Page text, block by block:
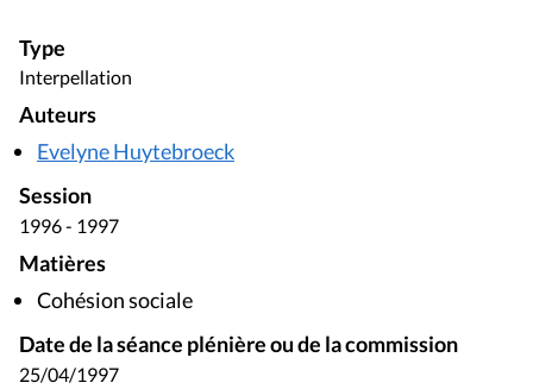
Type
Interpellation
Auteurs
Evelyne Huytebroeck
Session
1996 - 1997
Matières
Cohésion sociale
Date de la séance plénière ou de la commission
25/04/1997